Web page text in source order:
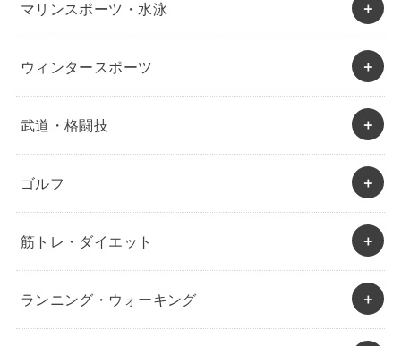
マリンスポーツ・水泳
ウィンタースポーツ
武道・格闘技
ゴルフ
筋トレ・ダイエット
ランニング・ウォーキング